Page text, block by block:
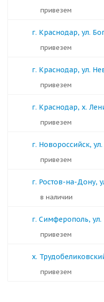
Привезем
г. Краснодар, ул.
Привезем
г. Краснодар, ул.
Привезем
г. Краснодар, х.
Привезем
г. Новороссийск,
Привезем
г. Ростов-на-Дону,
в наличии
г. Симферополь, ул.
Привезем
х.
Привезем